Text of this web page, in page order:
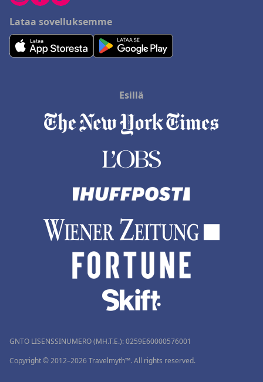
Lataa sovelluksemme
Esillä
GNTO LISENSSINUMERO (MH.T.E.): 0259Ε60000576001
Copyright © 2012–2026 Travelmyth™. All rights reserved.